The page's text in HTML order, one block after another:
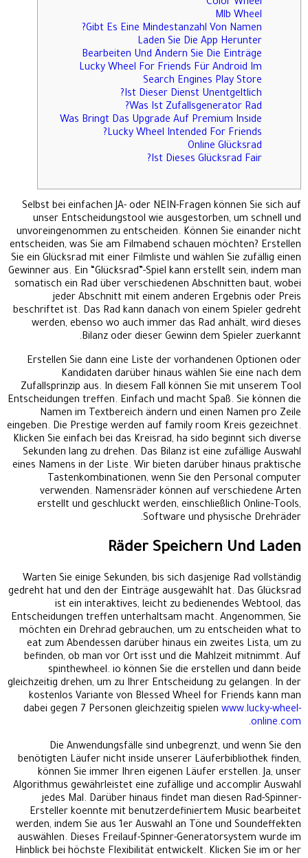
Color Wheel
Mlb Wheel
Gibt Es Eine Mindestanzahl Von Namen?
Laden Sie Die App Herunter
Bearbeiten Und Ändern Sie Die Einträge
Lucky Wheel For Friends Für Android Im
Search Engines Play Store
Ist Dieser Dienst Unentgeltlich?
Was Ist Zufallsgenerator Rad?
Was Bringt Das Upgrade Auf Premium Inside
Lucky Wheel Intended For Friends?
Online Glücksrad
Ist Dieses Glücksrad Fair?
Selbst bei einfachen JA- oder NEIN-Fragen können Sie sich auf
unser Entscheidungstool wie ausgestorben, um schnell und
unvoreingenommen zu entscheiden. Können Sie einander nicht
entscheiden, was Sie am Filmabend schauen möchten? Erstellen
Sie ein Glücksrad mit einer Filmliste und wählen Sie zufällig einen
Gewinner aus. Ein “Glücksrad”-Spiel kann erstellt sein, indem man
somatisch ein Rad über verschiedenen Abschnitten baut, wobei
jeder Abschnitt mit einem anderen Ergebnis oder Preis
beschriftet ist. Das Rad kann danach von einem Spieler gedreht
werden, ebenso wo auch immer das Rad anhält, wird dieses
Bilanz oder dieser Gewinn dem Spieler zuerkannt.
Erstellen Sie dann eine Liste der vorhandenen Optionen oder
Kandidaten darüber hinaus wählen Sie eine nach dem
Zufallsprinzip aus. In diesem Fall können Sie mit unserem Tool
Entscheidungen treffen. Einfach und macht Spaß. Sie können die
Namen im Textbereich ändern und einen Namen pro Zeile
eingeben. Die Prestige werden auf family room Kreis gezeichnet.
Klicken Sie einfach bei das Kreisrad, ha sido beginnt sich diverse
Sekunden lang zu drehen. Das Bilanz ist eine zufällige Auswahl
eines Namens in der Liste. Wir bieten darüber hinaus praktische
Tastenkombinationen, wenn Sie den Personal computer
verwenden. Namensräder können auf verschiedene Arten
erstellt und geschluckt werden, einschließlich Online-Tools,
Software und physische Drehräder.
Räder Speichern Und Laden
Warten Sie einige Sekunden, bis sich dasjenige Rad vollständig
gedreht hat und den der Einträge ausgewählt hat. Das Glücksrad
ist ein interaktives, leicht zu bedienendes Webtool, das
Entscheidungen treffen unterhaltsam macht. Angenommen, Sie
möchten ein Drehrad gebrauchen, um zu entscheiden what to
eat zum Abendessen darüber hinaus ein zweites Lista, um zu
befinden, ob man vor Ort isst und die Mahlzeit mitnimmt. Auf
spinthewheel. io können Sie die erstellen und dann beide
gleichzeitig drehen, um zu Ihrer Entscheidung zu gelangen. In der
kostenlos Variante von Blessed Wheel for Friends kann man
dabei gegen 7 Personen gleichzeitig spielen www.lucky-wheel-
online.com
.
Die Anwendungsfälle sind unbegrenzt, und wenn Sie den
benötigten Läufer nicht inside unserer Läuferbibliothek finden,
können Sie immer Ihren eigenen Läufer erstellen. Ja, unser
Algorithmus gewährleistet eine zufällige und accomplir Auswahl
jedes Mal. Darüber hinaus findet man diesen Rad-Spinner-
Ersteller koennte mit benutzerdefiniertem Music bearbeitet
werden, indem Sie aus 1er Auswahl an Töne und Soundeffekten
auswählen. Dieses Freilauf-Spinner-Generatorsystem wurde im
Hinblick bei höchste Flexibilität entwickelt. Klicken Sie im or her